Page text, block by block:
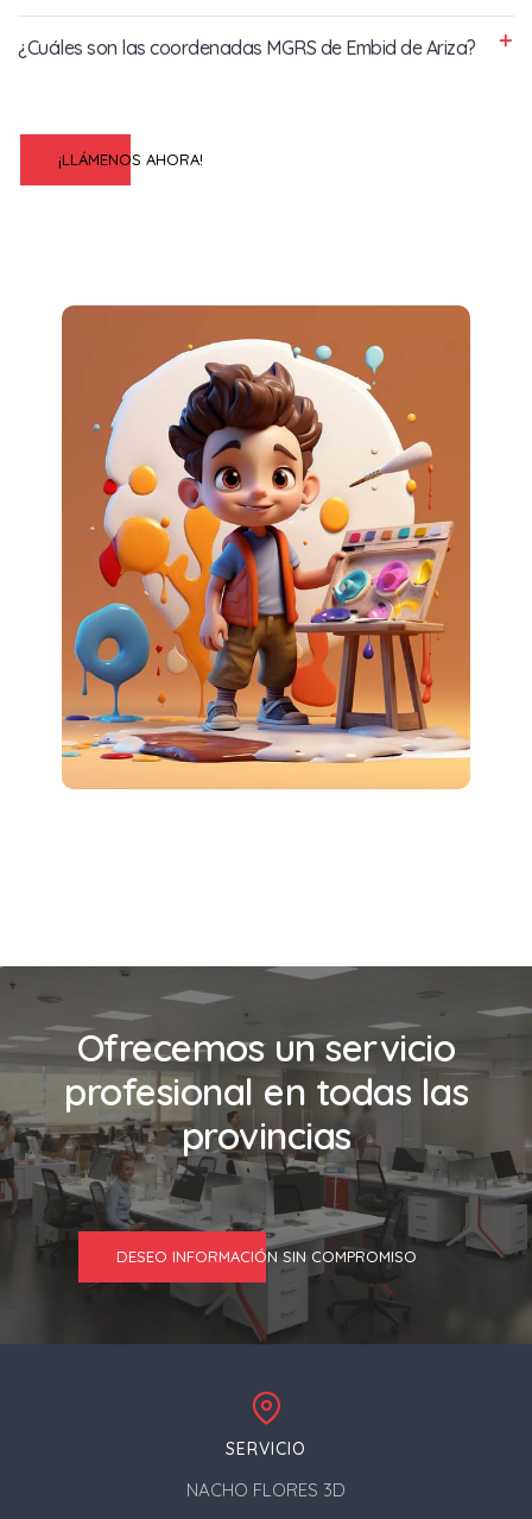
¿Cuáles son las coordenadas MGRS de Embid de Ariza?
¡LLÁMENOS AHORA!
Ofrecemos un servicio
profesional en todas las
provincias
DESEO INFORMACIÓN SIN COMPROMISO
SERVICIO
NACHO FLORES 3D